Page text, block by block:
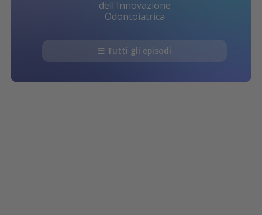
dell'Innovazione
Odontoiatrica
Tutti gli episodi